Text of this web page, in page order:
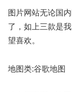
图片网站无论国
了，如上三款是
望喜欢。
地图类:谷歌地图